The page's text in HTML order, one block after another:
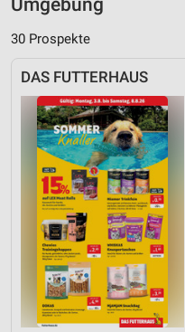
Umgebung
30 Prospekte
DAS FUTTERHAUS